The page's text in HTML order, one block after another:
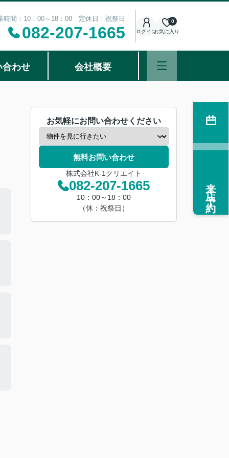
時間：10：00～18：00 定休日：祝祭日
082-207-1665 ログインお気に入り
0
合わせ 会社概要
お気軽にお問い合わせください
無料お問い合わせ
株式会社K-1クリエイト
082-207-1665
10：00～18：00
（休：祝祭日）
来店予約